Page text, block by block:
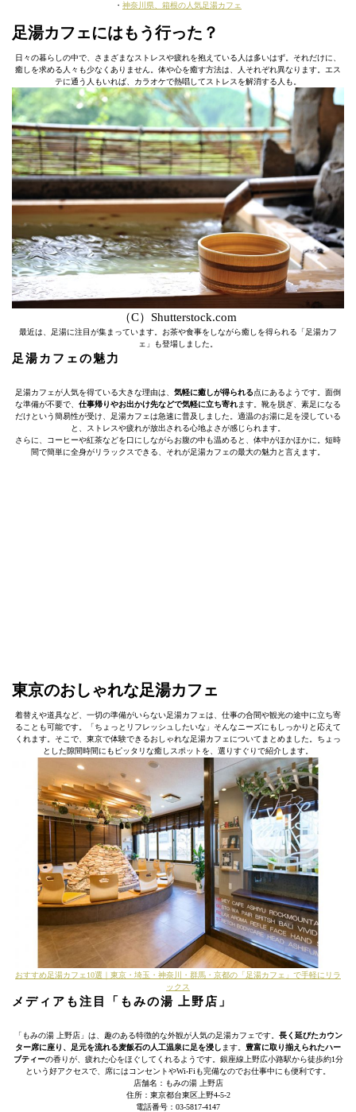
・ 神奈川県、箱根の人気足湯カフェ
足湯カフェにはもう行った？
日々の暮らしの中で、さまざまなストレスや疲れを抱えている人は多いはず。それだけに、
癒しを求める人々も少なくありません。体や心を癒す方法は、人それぞれ異なります。エス
テに通う人もいれば、カラオケで熱唱してストレスを解消する人も。
（C）Shutterstock.com
最近は、足湯に注目が集まっています。お茶や食事をしながら癒しを得られる「足湯カフ
ェ」も登場しました。
足湯カフェの魅力
足湯カフェが人気を得ている大きな理由は、 気軽に癒しが得られる点にあるようです。面倒
な準備が不要で、 仕事帰りやお出かけ先などで気軽に立ち寄れます。靴を脱ぎ、素足になる
だけという簡易性が受け、足湯カフェは急速に普及しました。適温のお湯に足を浸している
と、ストレスや疲れが放出される心地よさが感じられます。
さらに、コーヒーや紅茶などを口にしながらお腹の中も温めると、体中がほかほかに。短時
間で簡単に全身がリラックスできる、それが足湯カフェの最大の魅力と言えます。
東京のおしゃれな足湯カフェ
着替えや道具など、一切の準備がいらない足湯カフェは、仕事の合間や観光の途中に立ち寄
ることも可能です。「ちょっとリフレッシュしたいな」そんなニーズにもしっかりと応えて
くれます。そこで、東京で体験できるおしゃれな足湯カフェについてまとめました。ちょっ
とした隙間時間にもピッタリな癒しスポットを、選りすぐりで紹介します。
おすすめ足湯カフェ10選｜東京・埼玉・神奈川・群馬・京都の「足湯カフェ」で手軽にリラ
ックス
メディアも注目「もみの湯 上野店」
「もみの湯 上野店」は、趣のある特徴的な外観が人気の足湯カフェです。 長く延びたカウン
ター席に座り、足元を流れる麦飯石の人工温泉に足を浸し ます。 豊富に取り揃えられたハー
ブティーの香りが、疲れた心をほぐしてくれるようです。銀座線上野広小路駅から徒歩約1分
という好アクセスで、席にはコンセントやWi-Fiも完備なのでお仕事中にも便利です。
店舗名：もみの湯 上野店
住所：東京都台東区上野4-5-2
電話番号：03-5817-4147